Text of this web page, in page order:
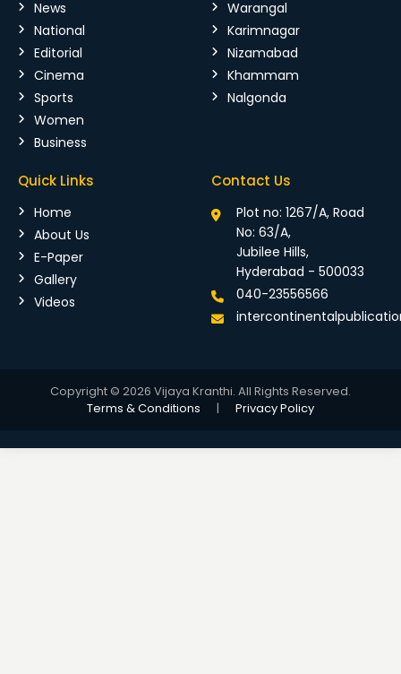
News
National
Editorial
Cinema
Sports
Women
Business
Warangal
Karimnagar
Nizamabad
Khammam
Nalgonda
Quick Links
Home
About Us
E-Paper
Gallery
Videos
Contact Us
Plot no: 1267/A, Road
No: 63/A,
Jubilee Hills,
Hyderabad - 500033
040-23556566
Copyright © 2026 Vijaya Kranthi. All Rights Reserved.
Terms & Conditions
| Privacy Policy